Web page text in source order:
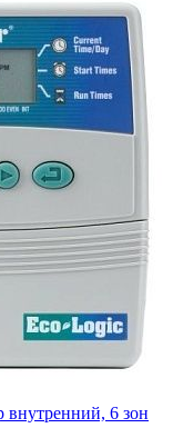
внутренний, 6 зон